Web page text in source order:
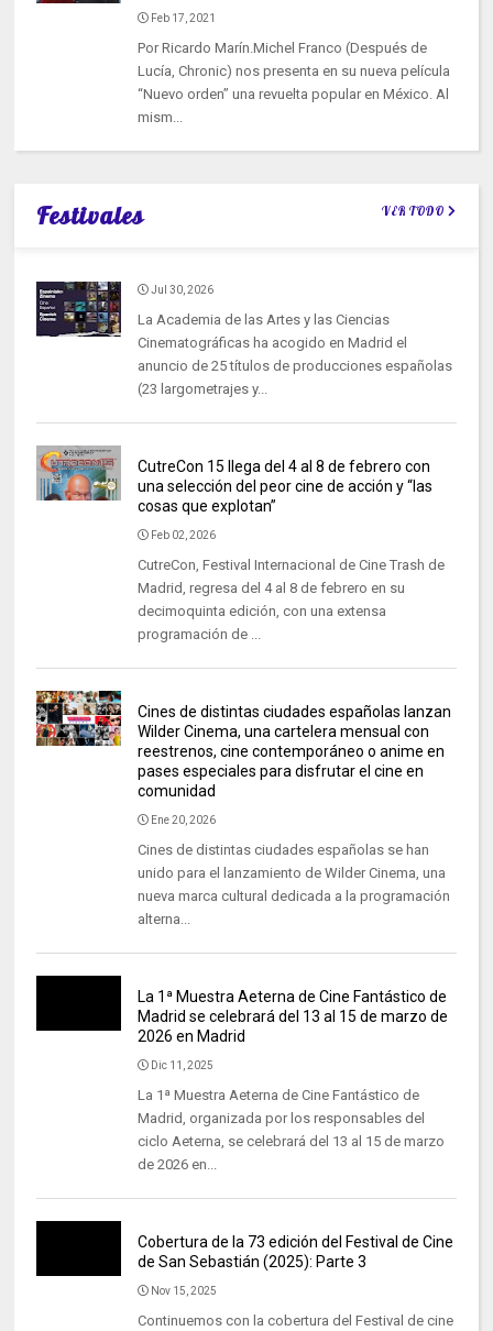
Feb 17, 2021
Por Ricardo Marín.Michel Franco (Después de
Lucía, Chronic) nos presenta en su nueva película
“Nuevo orden” una revuelta popular en México. Al
mism...
Festivales VER TODO
Jul 30, 2026
La Academia de las Artes y las Ciencias
Cinematográficas ha acogido en Madrid el
anuncio de 25 títulos de producciones españolas
(23 largometrajes y...
CutreCon 15 llega del 4 al 8 de febrero con
una selección del peor cine de acción y “las
cosas que explotan”
Feb 02, 2026
CutreCon, Festival Internacional de Cine Trash de
Madrid, regresa del 4 al 8 de febrero en su
decimoquinta edición, con una extensa
programación de ...
Cines de distintas ciudades españolas lanzan
Wilder Cinema, una cartelera mensual con
reestrenos, cine contemporáneo o anime en
pases especiales para disfrutar el cine en
comunidad
Ene 20, 2026
Cines de distintas ciudades españolas se han
unido para el lanzamiento de Wilder Cinema, una
nueva marca cultural dedicada a la programación
alterna...
La 1ª Muestra Aeterna de Cine Fantástico de
Madrid se celebrará del 13 al 15 de marzo de
2026 en Madrid
Dic 11, 2025
La 1ª Muestra Aeterna de Cine Fantástico de
Madrid, organizada por los responsables del
ciclo Aeterna, se celebrará del 13 al 15 de marzo
de 2026 en...
Cobertura de la 73 edición del Festival de Cine
de San Sebastián (2025): Parte 3
Nov 15, 2025
Continuemos con la cobertura del Festival de cine